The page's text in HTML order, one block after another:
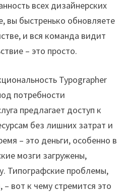
всех дизайнерских
вы быстренько обновляете
и вся команда видит
– это просто.
Typographer
потребности
предлагает доступ к
без лишних затрат и
– это деньги, особенно в
мозги загружены,
Типографские проблемы,
вот к чему стремится это